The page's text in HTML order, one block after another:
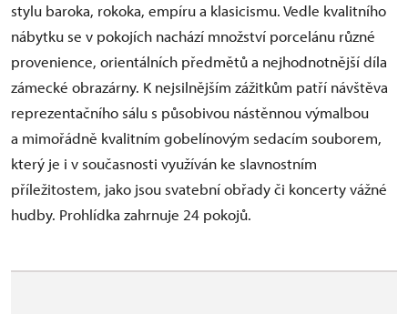
stylu baroka, rokoka, empíru a klasicismu. Vedle kvalitního
nábytku se v pokojích nachází množství porcelánu různé
provenience, orientálních předmětů a nejhodnotnější díla
zámecké obrazárny. K nejsilnějším zážitkům patří návštěva
reprezentačního sálu s působivou nástěnnou výmalbou
a mimořádně kvalitním gobelínovým sedacím souborem,
který je i v současnosti využíván ke slavnostním
příležitostem, jako jsou svatební obřady či koncerty vážné
hudby. Prohlídka zahrnuje 24 pokojů.